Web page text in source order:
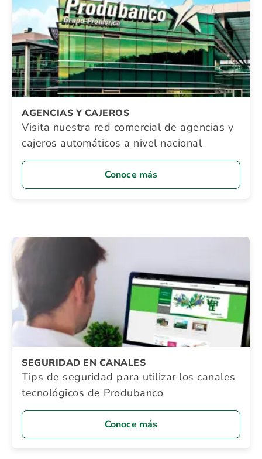
AGENCIAS Y CAJEROS
Visita nuestra red comercial de agencias y
cajeros automáticos a nivel nacional
Conoce más
SEGURIDAD EN CANALES
Tips de seguridad para utilizar los canales
tecnológicos de Produbanco
Conoce más